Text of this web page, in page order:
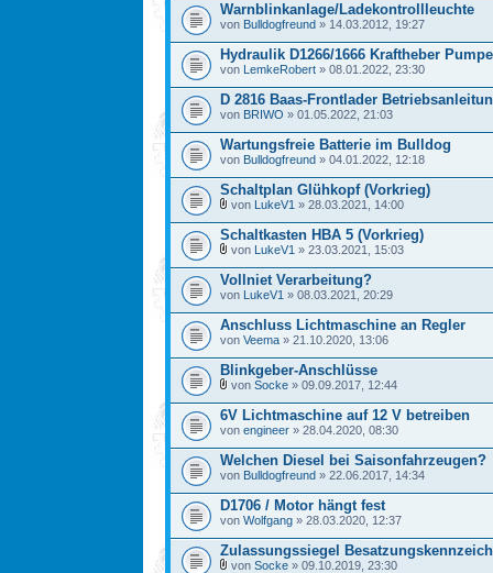
Warnblinkanlage/Ladekontrollleuchte
von Bulldogfreund » 14.03.2012, 19:27
Hydraulik D1266/1666 Kraftheber
von LemkeRobert » 08.01.2022, 23:30
D 2816 Baas-Frontlader
von BRIWO » 01.05.2022, 21:03
Wartungsfreie Batterie im Bulldog
von Bulldogfreund » 04.01.2022, 12:18
Schaltplan Glühkopf (Vorkrieg)
von LukeV1 » 28.03.2021, 14:00
Schaltkasten HBA 5 (Vorkrieg)
von LukeV1 » 23.03.2021, 15:03
Vollniet Verarbeitung?
von LukeV1 » 08.03.2021, 20:29
Anschluss Lichtmaschine an Regler
von Veema » 21.10.2020, 13:06
Blinkgeber-Anschlüsse
von Socke » 09.09.2017, 12:44
6V Lichtmaschine auf 12 V betreiben
von engineer » 28.04.2020, 08:30
Welchen Diesel bei Saisonfahrzeugen?
von Bulldogfreund » 22.06.2017, 14:34
D1706 / Motor hängt fest
von Wolfgang » 28.03.2020, 12:37
Zulassungssiegel
von Socke » 09.10.2019, 23:30